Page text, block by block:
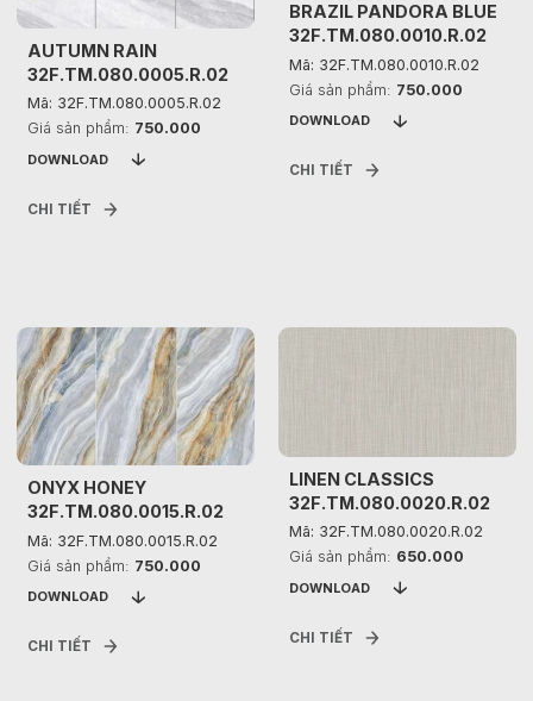
AUTUMN RAIN
32F.TM.080.0005.R.02
Mã: 32F.TM.080.0005.R.02
Giá sản phẩm: 750.000
DOWNLOAD
CHI TIẾT
BRAZIL PANDORA BLUE
32F.TM.080.0010.R.02
Mã: 32F.TM.080.0010.R.02
Giá sản phẩm: 750.000
DOWNLOAD
CHI TIẾT
ONYX HONEY
32F.TM.080.0015.R.02
Mã: 32F.TM.080.0015.R.02
Giá sản phẩm: 750.000
DOWNLOAD
CHI TIẾT
LINEN CLASSICS
32F.TM.080.0020.R.02
Mã: 32F.TM.080.0020.R.02
Giá sản phẩm: 650.000
DOWNLOAD
CHI TIẾT